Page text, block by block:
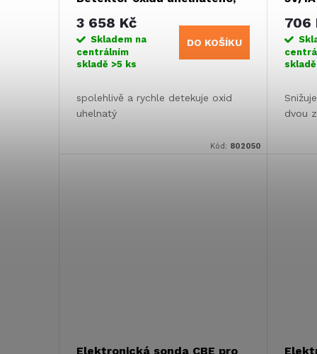
12V
3 658 Kč
Skladem na
centrálním
skladě >5 ks
DO KOŠÍKU
spolehlivě a rychle detekuje oxid
uhelnatý
Kód: 802050
706
skladě
dvou
Elektronická sonda CBE pro